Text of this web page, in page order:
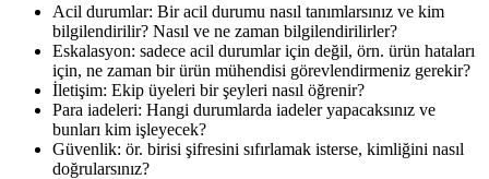
Acil durumlar: Bir acil durumu nasıl tanımlarsınız ve kim
bilgilendirilir? Nasıl ve ne zaman bilgilendirilirler?
Eskalasyon: sadece acil durumlar için değil, örn. ürün hataları
için, ne zaman bir ürün mühendisi görevlendirmeniz gerekir?
İletişim: Ekip üyeleri bir şeyleri nasıl öğrenir?
Para iadeleri: Hangi durumlarda iadeler yapacaksınız ve
bunları kim işleyecek?
Güvenlik: ör. birisi şifresini sıfırlamak isterse, kimliğini nasıl
doğrularsınız?